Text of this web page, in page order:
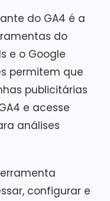
do GA4 é a
do
e o Google
permitem que
publicitárias
e acesse
análises
configurar e